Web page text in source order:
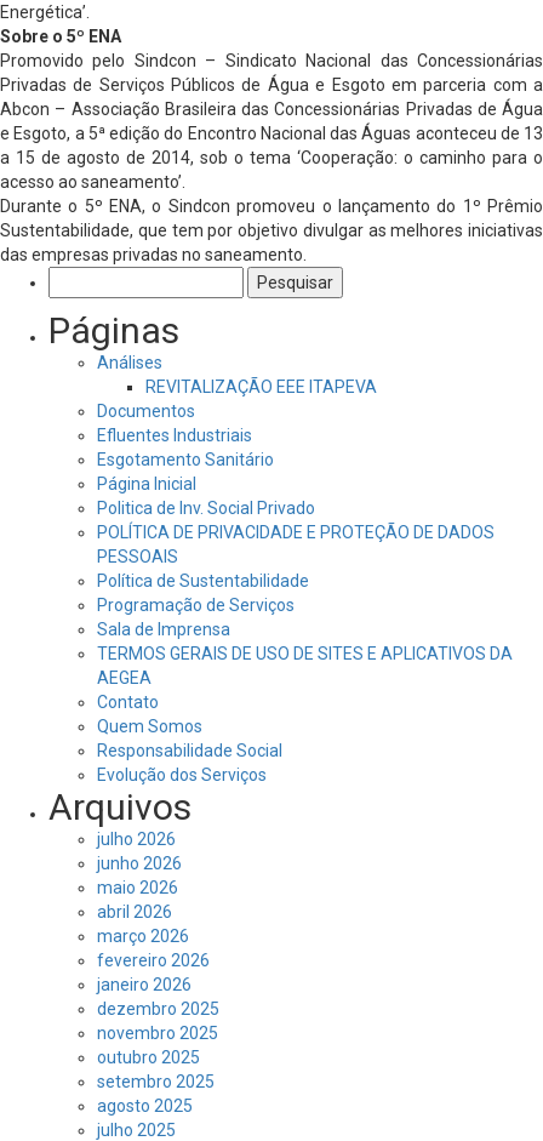
Energética’.
Sobre o 5º ENA
Promovido pelo Sindcon – Sindicato Nacional das Concessionárias
Privadas de Serviços Públicos de Água e Esgoto em parceria com a
Abcon – Associação Brasileira das Concessionárias Privadas de Água
e Esgoto, a 5ª edição do Encontro Nacional das Águas aconteceu de 13
a 15 de agosto de 2014, sob o tema ‘Cooperação: o caminho para o
acesso ao saneamento’.
Durante o 5º ENA, o Sindcon promoveu o lançamento do 1º Prêmio
Sustentabilidade, que tem por objetivo divulgar as melhores iniciativas
das empresas privadas no saneamento.
por:
Páginas
Análises
REVITALIZAÇÃO EEE ITAPEVA
Documentos
Efluentes Industriais
Esgotamento Sanitário
Página Inicial
Politica de Inv. Social Privado
POLÍTICA DE PRIVACIDADE E PROTEÇÃO DE DADOS
PESSOAIS
Política de Sustentabilidade
Programação de Serviços
Sala de Imprensa
TERMOS GERAIS DE USO DE SITES E APLICATIVOS DA
AEGEA
Contato
Quem Somos
Responsabilidade Social
Evolução dos Serviços
Arquivos
julho 2026
junho 2026
maio 2026
abril 2026
março 2026
fevereiro 2026
janeiro 2026
dezembro 2025
novembro 2025
outubro 2025
setembro 2025
agosto 2025
julho 2025